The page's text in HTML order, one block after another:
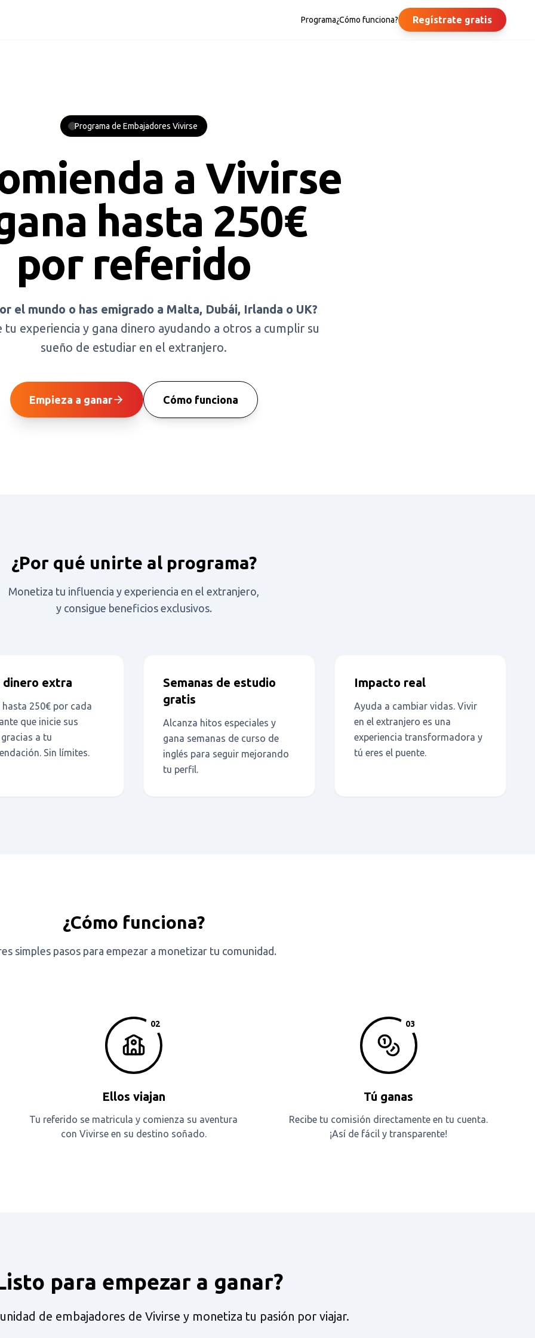
Programa¿Cómo funciona? Regístrate gratis
Programa de Embajadores Vivirse
a Vivirse
hasta 250€
por referido
el mundo o has emigrado a Malta, Dubái, Irlanda o UK?
tu experiencia y gana dinero ayudando a otros a cumplir su
sueño de estudiar en el extranjero.
Empieza a ganar Cómo funciona
¿Por qué unirte al programa?
Monetiza tu influencia y experiencia en el extranjero,
y consigue beneficios exclusivos.
dinero extra
hasta 250€ por cada
que inicie sus
a tu
Sin límites.
Semanas de estudio
gratis
Alcanza hitos especiales y
gana semanas de curso de
inglés para seguir mejorando
tu perfil.
Impacto real
Ayuda a cambiar vidas. Vivir
en el extranjero es una
experiencia transformadora y
tú eres el puente.
¿Cómo funciona?
simples pasos para empezar a monetizar tu comunidad.
02
Ellos viajan
Tu referido se matricula y comienza su aventura
con Vivirse en su destino soñado.
03
Tú ganas
Recibe tu comisión directamente en tu cuenta.
¡Así de fácil y transparente!
para empezar a ganar?
de embajadores de Vivirse y monetiza tu pasión por viajar.